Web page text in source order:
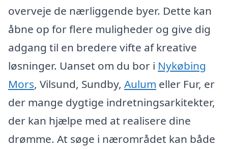
overveje de nærliggende byer. Dette kan
åbne op for flere muligheder og give dig
adgang til en bredere vifte af kreative
løsninger. Uanset om du bor i Nykøbing
Mors, Vilsund, Sundby, Aulum eller Fur, er
der mange dygtige indretningsarkitekter,
der kan hjælpe med at realisere dine
drømme. At søge i nærområdet kan både